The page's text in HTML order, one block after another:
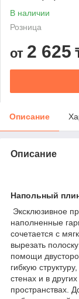
В наличии
Розница
от 2 625
Описание
Описание
Напольный
Эксклюзивное
наполненные
сочетается с
вырезать
помощи
гибкую
стенах и в
пространствах.